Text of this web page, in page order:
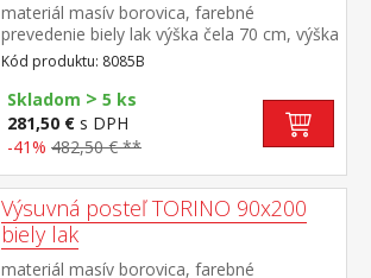
materiál masív borovica, farebné
prevedenie biely lak výška čela 70 cm, výška
sedu 42 cm, cena bez roštu a
matraca minimálna odporúčaná výška
matraca 15 cm odporúčaný rozmer
matraca 90 × 200 cm a rošt R1 k pohovke
možno dokúpiť výsuvnú prístelku TORINO
8086B alebo 8086BK
Kód produktu: 8085B
Skladom > 5 ks
281,50 € s DPH
-41% 482,50 € **
Výsuvná posteľ TORINO 90x200
biely lak
materiál masív borovica, farebné